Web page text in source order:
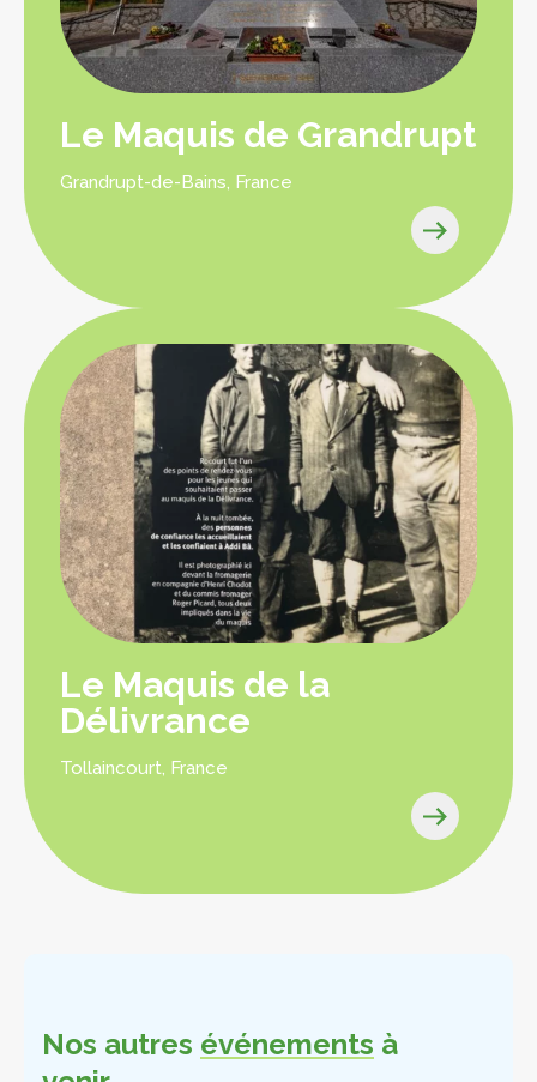
Le Maquis de Grandrupt
Grandrupt-de-Bains, France
Le Maquis de la
Délivrance
Tollaincourt, France
Nos autres événements à